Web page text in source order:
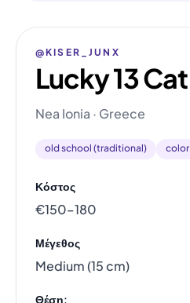
@KISER_JUNX
Lucky 13 Cat
Nea Ionia · Greece
old school (traditional) color
Κόστος
€150–180
Μέγεθος
Medium (15 cm)
Θέση: